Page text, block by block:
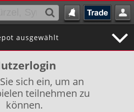
ausgewählt
sich ein, um an
teilnehmen zu
können.